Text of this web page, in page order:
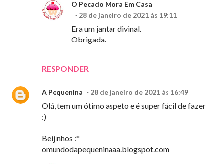
RESPONDER
O Pecado Mora Em Casa
28 de janeiro de 2021 às 19:11
Era um jantar divinal.
Obrigada.
A Pequenina 28 de janeiro de 2021 às 16:49
Olá, tem um ótimo aspeto e é super fácil de fazer
:)
Beijinhos :*
omundodapequeninaaa.blogspot.com